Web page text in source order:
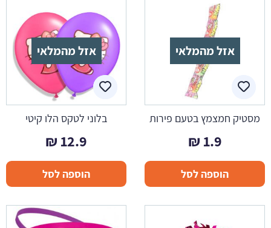
אזל מהמלאי
מסטיק חמצמץ בטעם פירות
1.9
₪
הוספה לסל
אזל מהמלאי
בלוני לטקס הלו קיטי
12.9
₪
הוספה לסל